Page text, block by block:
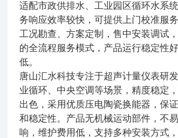
适配市政供排水、工业园区循环水系
务响应效率较快，可提供上门校准服
工况勘查、方案定制，售中安装调试
的全流程服务模式，产品运行稳定性
低。
唐山汇水科技专注于超声计量仪表研
业循环、中央空调等场景，精度稳定
出色，采用优质压电陶瓷换能器，保
和稳定性。产品无机械运动部件，不
响，维护费用低，支持多种安装方式